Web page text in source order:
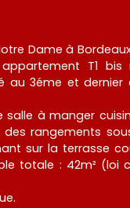
Dame à
T1
au 3éme et
à manger
rangements
sur la terrasse
totale : 42m² (loi